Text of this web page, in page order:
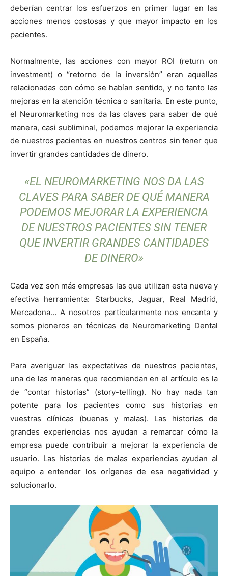
deberían centrar los esfuerzos en primer lugar en las
acciones menos costosas y que mayor impacto en los
pacientes.
Normalmente, las acciones con mayor ROI (return on
investment) o “retorno de la inversión” eran aquellas
relacionadas con cómo se habían sentido, y no tanto las
mejoras en la atención técnica o sanitaria. En este punto,
el Neuromarketing nos da las claves para saber de qué
manera, casi subliminal, podemos mejorar la experiencia
de nuestros pacientes en nuestros centros sin tener que
invertir grandes cantidades de dinero.
«EL NEUROMARKETING NOS DA LAS
CLAVES PARA SABER DE QUÉ MANERA
PODEMOS MEJORAR LA EXPERIENCIA
DE NUESTROS PACIENTES SIN TENER
QUE INVERTIR GRANDES CANTIDADES
DE DINERO»
Cada vez son más empresas las que utilizan esta nueva y
efectiva herramienta: Starbucks, Jaguar, Real Madrid,
Mercadona… A nosotros particularmente nos encanta y
somos pioneros en técnicas de Neuromarketing Dental
en España.
Para averiguar las expectativas de nuestros pacientes,
una de las maneras que recomiendan en el artículo es la
de “contar historias” (story-telling). No hay nada tan
potente para los pacientes como sus historias en
vuestras clínicas (buenas y malas). Las historias de
grandes experiencias nos ayudan a remarcar cómo la
empresa puede contribuir a mejorar la experiencia de
usuario. Las historias de malas experiencias ayudan al
equipo a entender los orígenes de esa negatividad y
solucionarlo.